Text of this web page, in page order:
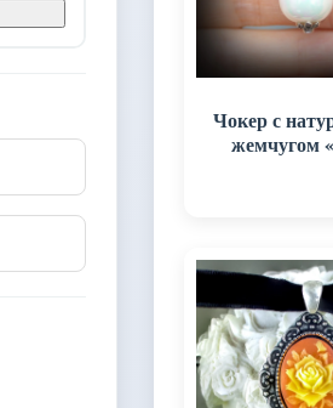
Чокер с
жемчугом «Тайна